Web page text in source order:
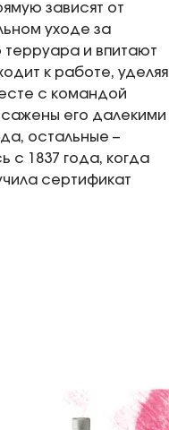
зависят от
уходе за
и впитают
к работе, уделяя
с командой
его далекими
остальные –
с 1837 года, когда
сертификат